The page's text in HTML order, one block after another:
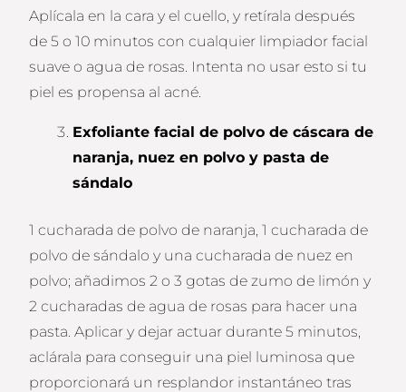
Aplícala en la cara y el cuello, y retírala después
de 5 o 10 minutos con cualquier limpiador facial
suave o agua de rosas. Intenta no usar esto si tu
piel es propensa al acné.
Exfoliante facial de polvo de cáscara de
naranja, nuez en polvo y pasta de
sándalo
1 cucharada de polvo de naranja, 1 cucharada de
polvo de sándalo y una cucharada de nuez en
polvo; añadimos 2 o 3 gotas de zumo de limón y
2 cucharadas de agua de rosas para hacer una
pasta. Aplicar y dejar actuar durante 5 minutos,
aclárala para conseguir una piel luminosa que
proporcionará un resplandor instantáneo tras